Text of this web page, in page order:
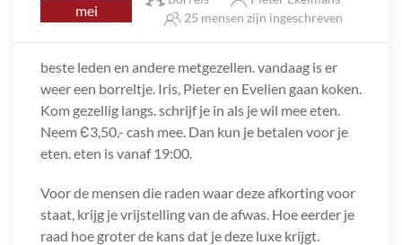
mei
25 mensen zijn ingeschreven
beste leden en andere metgezellen. vandaag is er
weer een borreltje. Iris, Pieter en Evelien gaan koken.
Kom gezellig langs. schrijf je in als je wil mee eten.
Neem Є3,50,- cash mee. Dan kun je betalen voor je
eten. eten is vanaf 19:00.
Voor de mensen die raden waar deze afkorting voor
staat, krijg je vrijstelling van de afwas. Hoe eerder je
raad hoe groter de kans dat je deze luxe krijgt.